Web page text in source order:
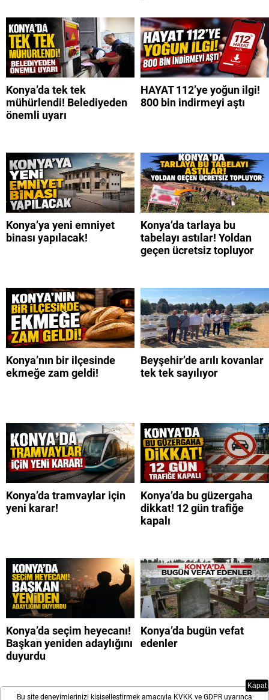
Konya’da tek tek
mühürlendi! Belediyeden
önemli uyarı
HAYAT 112’ye yoğun ilgi!
800 bin indirmeyi aştı
Konya’ya yeni emniyet
binası yapılacak!
Konya’da tarlaya bu
tabelayı astılar! Yoldan
geçen ücretsiz topluyor
Konya’nın bir ilçesinde
ekmeğe zam geldi!
Beyşehir’de arılı kovanlar
tek tek sayılıyor
Konya’da tramvaylar için
yeni karar!
Konya’da bu güzergaha
dikkat! 12 gün trafiğe
kapalı
Konya’da seçim heyecanı!
Başkan yeniden adaylığını
duyurdu
Konya’da bugün vefat
edenler
Bu site deneyimlerinizi kişiselleştirmek amacıyla KVKK ve GDPR uyarınca
Kapat